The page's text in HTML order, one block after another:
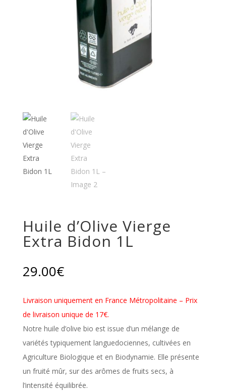
Huile d’Olive Vierge
Extra Bidon 1L
29.00€
Livraison uniquement en France Métropolitaine – Prix
de livraison unique de 17€.
Notre huile d’olive bio est issue d’un mélange de
variétés typiquement languedociennes, cultivées en
Agriculture Biologique et en Biodynamie. Elle présente
un fruité mûr, sur des arômes de fruits secs, à
l’intensité équilibrée.